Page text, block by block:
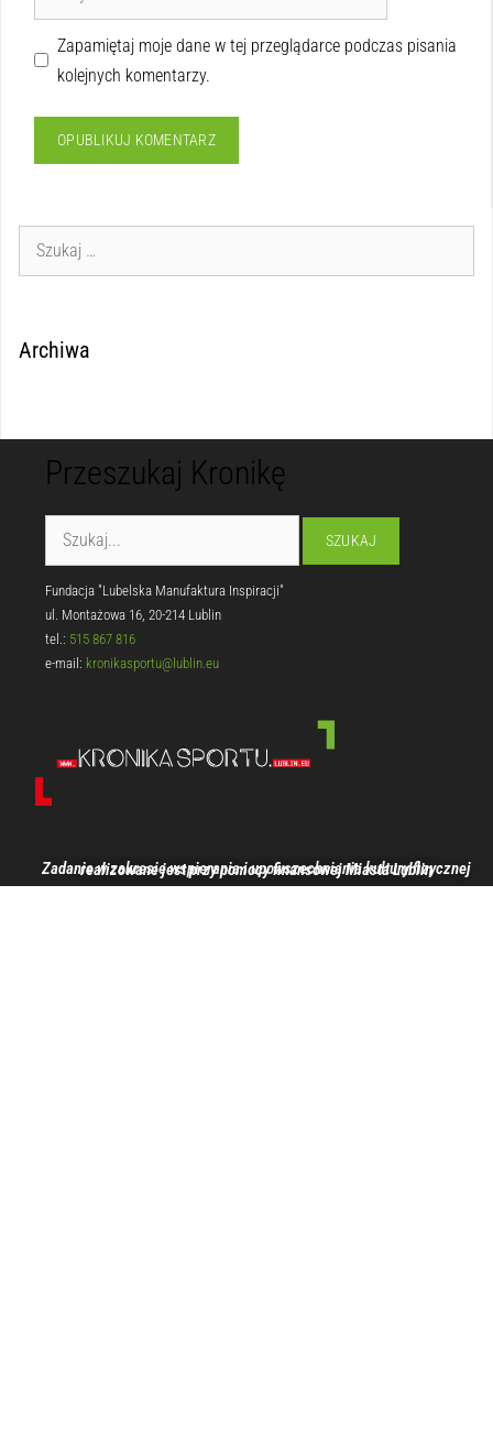
Zapamiętaj moje dane w tej przeglądarce podczas pisania
kolejnych komentarzy.
Archiwa
Przeszukaj Kronikę
Fundacja "Lubelska Manufaktura Inspiracji"
ul. Montażowa 16, 20-214 Lublin
tel.: 515 867 816
e-mail: kronikasportu@lublin.eu
Zadanie w zakresie wspierania i upowszechniania kultury fizycznej realizowane jest przy pomocy finansowej Miasta Lublin